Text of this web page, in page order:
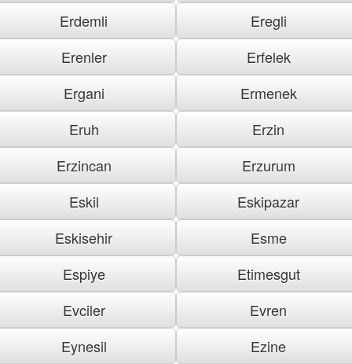
Erdemli
Eregli
Erenler
Erfelek
Ergani
Ermenek
Eruh
Erzin
Erzincan
Erzurum
Eskil
Eskipazar
Eskisehir
Esme
Espiye
Etimesgut
Evciler
Evren
Eynesil
Ezine